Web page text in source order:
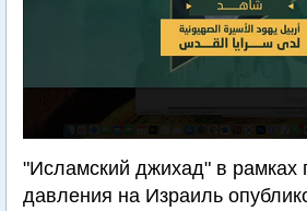
"Исламский джихад" в рамках
давления на Израиль